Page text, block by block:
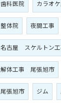
歯科医院 カラオ
整体院 夜間工事
名古屋 スケルトン工
解体工事 尾張旭市
尾張旭市 ジム